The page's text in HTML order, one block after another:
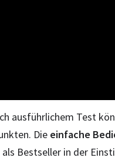
ausführlichem Test
Die einfache
Bestseller in der